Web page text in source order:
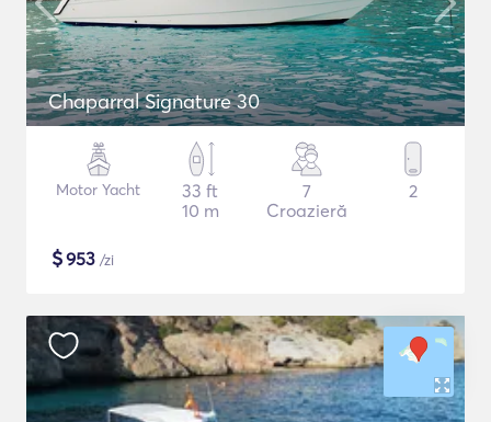
Chaparral Signature 30
Motor Yacht
33 ft
10 m
7
Croazieră
2
$953 /zi